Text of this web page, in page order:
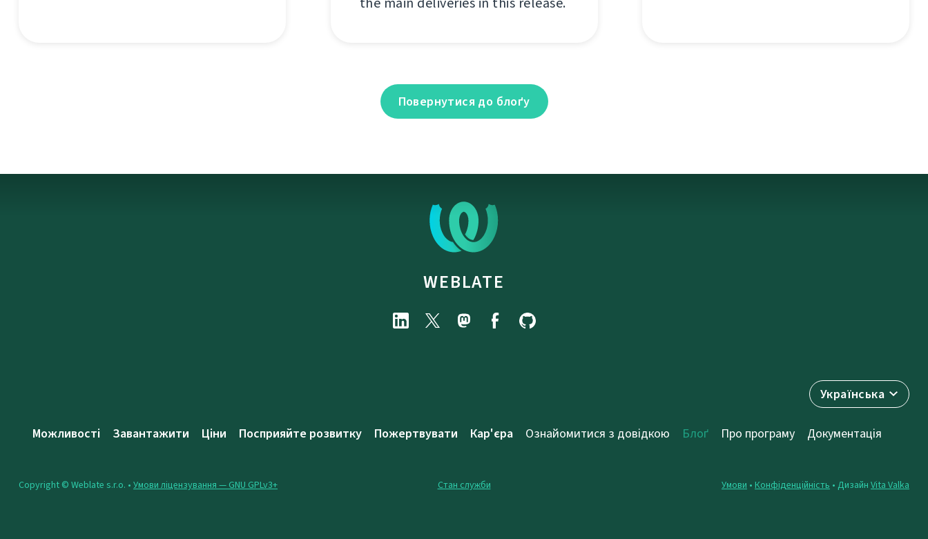
Повернутися до блоґу
WEBLATE
Українська
Можливості Завантажити Ціни Посприяйте розвитку Пожертвувати Кар'єра Ознайомитися з довідкою Блоґ Про програму Документація
Стан служби
Copyright © Weblate s.r.o. • Умови ліцензування — GNU GPLv3+ Умови • Конфіденційність • Дизайн Vita Valka